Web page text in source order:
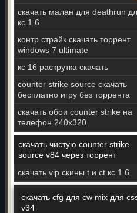
скачать малан для deathrun
кс 1 6
контр страйк скачать торрент
windows 7 ultimate
кс 16 раскрутка скачать
counter strike source скачать
бесплатно игру без торрента
скачать обои counter strike на
телефон 240x320
скачать чистую counter strike
source v84 через торрент
скачать vip скины t и ct кс 1 6
скачать cfg для cw mix для
v34